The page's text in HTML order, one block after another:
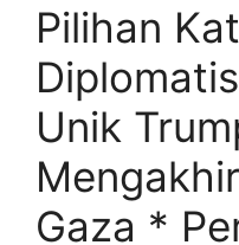
Pilihan
Unik
Gaza *